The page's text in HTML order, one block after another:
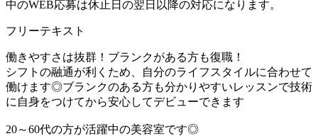
中のWEB応募は休止日の翌日以降の対応になります。
フリーテキスト
働きやすさは抜群！ブランクがある方も復職！
シフトの融通が利くため、自分のライフスタイルに合わせて
働けます◎ブランクのある方も分かりやすいレッスンで技術
に自身をつけてから安心してデビューできます
20～60代の方が活躍中の美容室です◎